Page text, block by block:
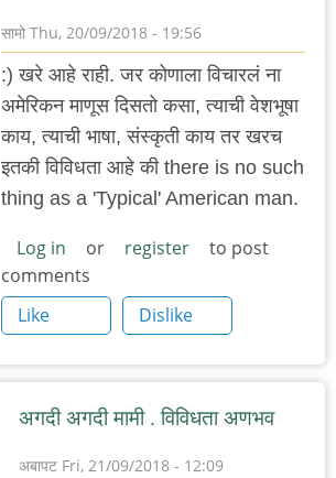
सामो Thu, 20/09/2018 - 19:56
reply
आवडलं
by
:) खरे आहे राही. जर कोणाला विचारलं ना
अमेरिकन माणूस दिसतो कसा, त्याची वेशभूषा
काय, त्याची भाषा, संस्कृती काय तर खरच
इतकी विविधता आहे की there is no such
thing as a 'Typical' American man.
Log in or register
to post
comments
Like
Dislike
अगदी अगदी मामी . विविधता अणभव
अबापट Fri, 21/09/2018 - 12:09